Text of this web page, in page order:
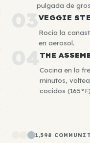
pulgada de
03 VEGGIE
Rocía la
en aerosol.
04THE
Cocina en la
minutos,
cocidos
1,598